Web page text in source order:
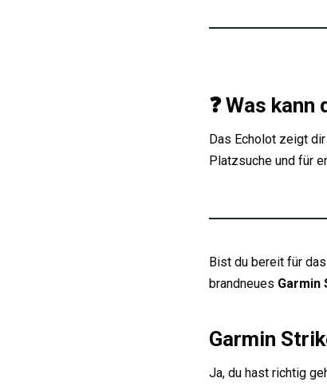
❓Was kann
Das Echolot zeigt
Platzsuche und für
Bist du bereit für das
brandneues Garmin
Garmin
Ja, du hast richtig